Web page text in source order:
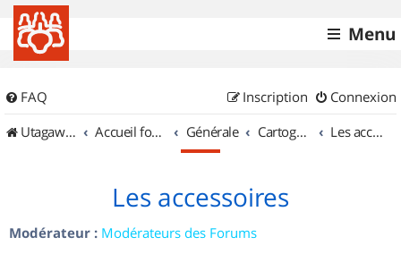
Menu
FAQ Connexion
Inscription
UtagawaVTT (Randos VTT et VTTAE avec traces GPS)
Accueil forum Générale Cartographie et GPS Les accessoires
Les accessoires
Modérateur : Modérateurs des Forums